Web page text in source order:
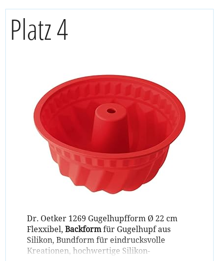
Platz 4
Dr. Oetker 1269 Gugelhupfform Ø 22 cm
Flexxibel, Backformfür Gugelhupf aus
Silikon, Bundform für eindrucksvolle
Kreationen, hochwertige Silikon-